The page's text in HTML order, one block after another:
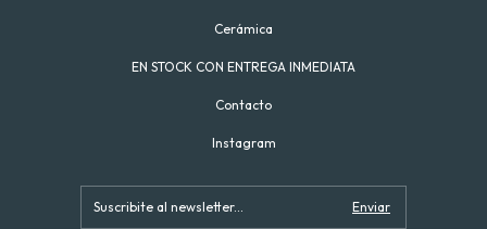
Cerámica
EN STOCK CON ENTREGA INMEDIATA
Contacto
Instagram